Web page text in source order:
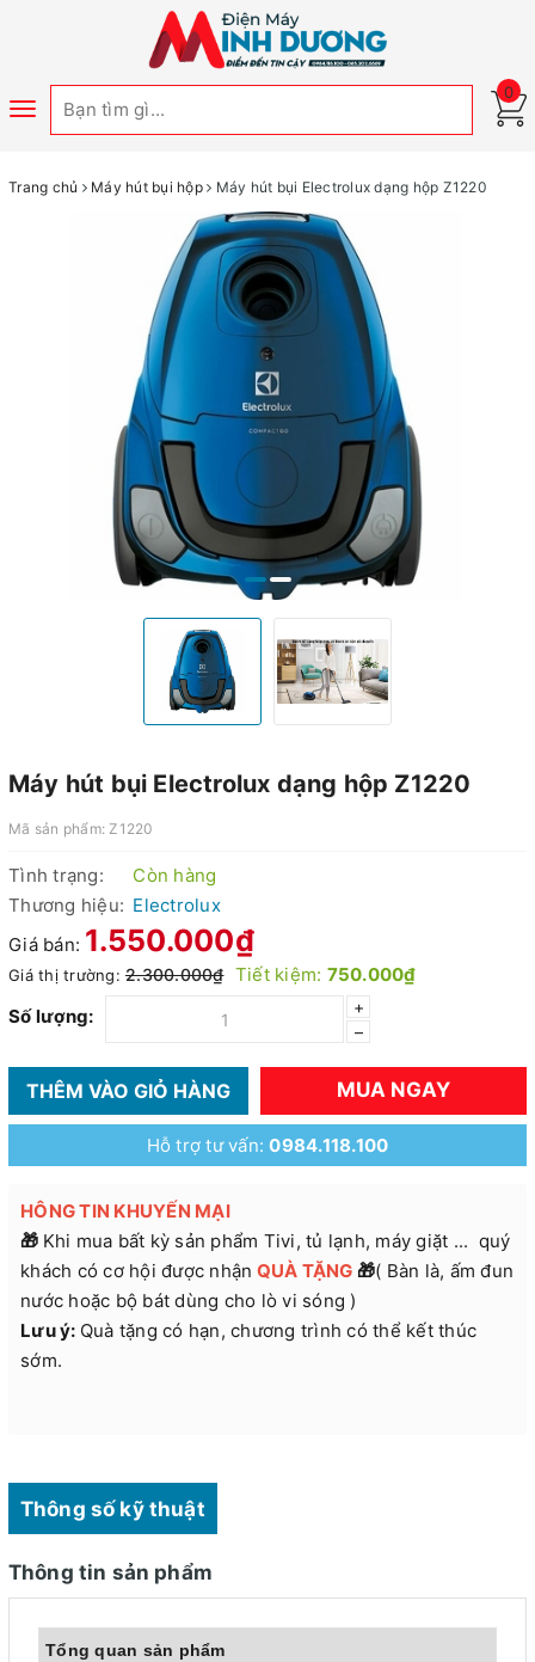
Toggle
0
Trang chủ Máy hút bụi hộp Máy hút bụi Electrolux dạng hộp Z1220
Máy hút bụi Electrolux dạng hộp Z1220
Mã sản phẩm: Z1220
Tình trạng:
Còn hàng
Thương hiệu: Electrolux
Giá bán: 1.550.000₫
Giá thị trường: 2.300.000₫ Tiết kiệm: 750.000₫
Số lượng:
+
–
THÊM VÀO GIỎ HÀNG MUA NGAY
Hỗ trợ tư vấn:0984.118.100
HÔNG TIN KHUYẾN MẠI
🎁 Khi mua bất kỳ sản phẩm Tivi, tủ lạnh, máy giặt ... quý
khách có cơ hội được nhận QUÀ TẶNG 🎁( Bàn là, ấm đun
nước hoặc bộ bát dùng cho lò vi sóng )
Lưu ý: Quà tặng có hạn, chương trình có thể kết thúc
sớm.
Thông số kỹ thuật
Thông tin sản phẩm
Tổng quan sản phẩm